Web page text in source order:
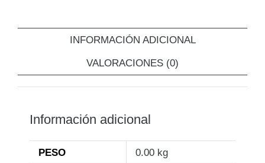
INFORMACIÓN ADICIONAL
VALORACIONES (0)
Información adicional
PESO 0.00 kg